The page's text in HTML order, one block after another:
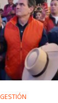
GESTIÓN